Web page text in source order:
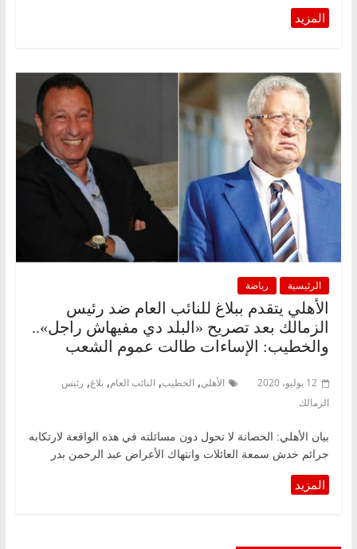
الرئيسية رياضة
الأهلي يتقدم ببلاغ للنائب العام ضد رئيس
الزمالك بعد تصريح «البلد دي مفيهاش راجل»..
والخطيب: الإساءات طالت عموم الشعب
12 يوليو، 2020 الأهلي, الخطيب, النائب العام, بلاغ, رئيس
الزمالك
بيان الأهلي: الحصانة لا تحول دون مسائلته في هذه الواقعة لارتكابه
جرائم خدش سمعة العائلات وانتهاك الأعراض عبد الرحمن بدر